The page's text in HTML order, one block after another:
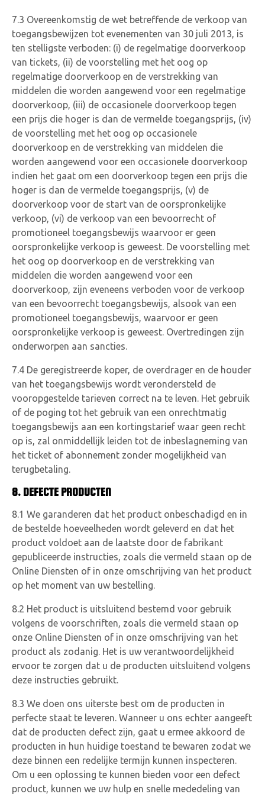
7.3 Overeenkomstig de wet betreffende de verkoop van
toegangsbewijzen tot evenementen van 30 juli 2013, is
ten stelligste verboden: (i) de regelmatige doorverkoop
van tickets, (ii) de voorstelling met het oog op
regelmatige doorverkoop en de verstrekking van
middelen die worden aangewend voor een regelmatige
doorverkoop, (iii) de occasionele doorverkoop tegen
een prijs die hoger is dan de vermelde toegangsprijs, (iv)
de voorstelling met het oog op occasionele
doorverkoop en de verstrekking van middelen die
worden aangewend voor een occasionele doorverkoop
indien het gaat om een doorverkoop tegen een prijs die
hoger is dan de vermelde toegangsprijs, (v) de
doorverkoop voor de start van de oorspronkelijke
verkoop, (vi) de verkoop van een bevoorrecht of
promotioneel toegangsbewijs waarvoor er geen
oorspronkelijke verkoop is geweest. De voorstelling met
het oog op doorverkoop en de verstrekking van
middelen die worden aangewend voor een
doorverkoop, zijn eveneens verboden voor de verkoop
van een bevoorrecht toegangsbewijs, alsook van een
promotioneel toegangsbewijs, waarvoor er geen
oorspronkelijke verkoop is geweest. Overtredingen zijn
onderworpen aan sancties.
7.4 De geregistreerde koper, de overdrager en de houder
van het toegangsbewijs wordt verondersteld de
vooropgestelde tarieven correct na te leven. Het gebruik
of de poging tot het gebruik van een onrechtmatig
toegangsbewijs aan een kortingstarief waar geen recht
op is, zal onmiddellijk leiden tot de inbeslagneming van
het ticket of abonnement zonder mogelijkheid van
terugbetaling.
8. DEFECTE PRODUCTEN
8.1 We garanderen dat het product onbeschadigd en in
de bestelde hoeveelheden wordt geleverd en dat het
product voldoet aan de laatste door de fabrikant
gepubliceerde instructies, zoals die vermeld staan op de
Online Diensten of in onze omschrijving van het product
op het moment van uw bestelling.
8.2 Het product is uitsluitend bestemd voor gebruik
volgens de voorschriften, zoals die vermeld staan op
onze Online Diensten of in onze omschrijving van het
product als zodanig. Het is uw verantwoordelijkheid
ervoor te zorgen dat u de producten uitsluitend volgens
deze instructies gebruikt.
8.3 We doen ons uiterste best om de producten in
perfecte staat te leveren. Wanneer u ons echter aangeeft
dat de producten defect zijn, gaat u ermee akkoord de
producten in hun huidige toestand te bewaren zodat we
deze binnen een redelijke termijn kunnen inspecteren.
Om u een oplossing te kunnen bieden voor een defect
product, kunnen we uw hulp en snelle mededeling van